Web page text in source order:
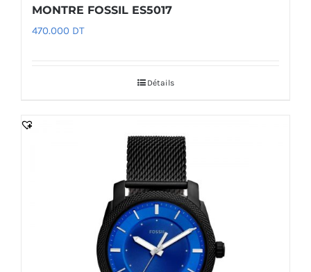
MONTRE FOSSIL ES5017
470.000 DT
Détails